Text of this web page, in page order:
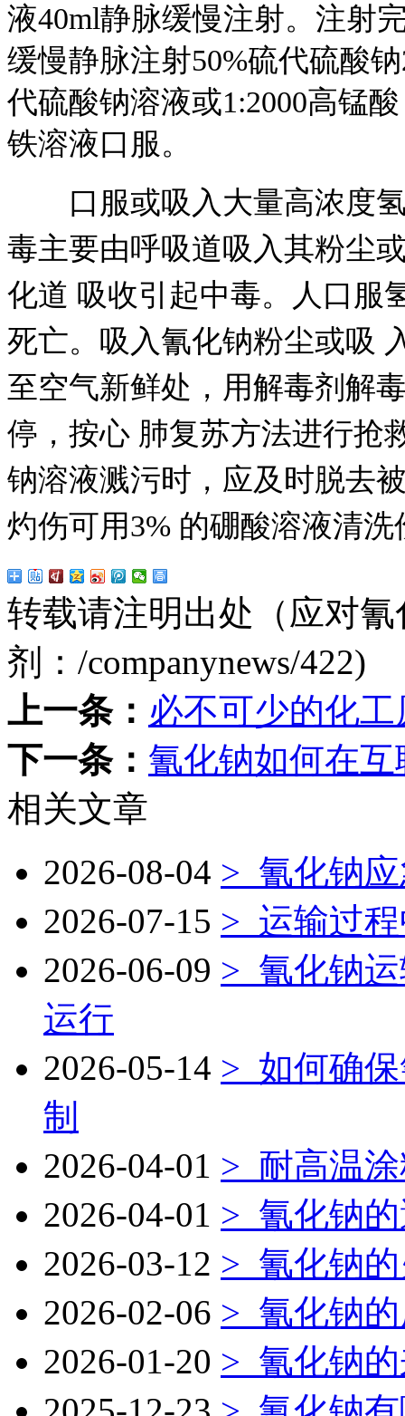
液40ml静脉缓慢注射。注射
缓慢静脉注射50%硫代硫酸
代硫酸钠溶液或1:2000高锰
铁溶液口服。
口服或吸入大量高浓度氢
毒主要由呼吸道吸入其粉尘
化道 吸收引起中毒。人口服
死亡。吸入氰化钠粉尘或吸
至空气新鲜处，用解毒剂解
停，按心 肺复苏方法进行抢
钠溶液溅污时，应及时脱去
灼伤可用3% 的硼酸溶液清洗
转载请注明出处（应对
剂： /companynews/422)
上一条： 必不可少的化
下一条： 氰化钠如何在
相关文章
2026-08-04 > 氰化钠
2026-07-15 > 运输过
2026-06-09 > 氰化钠
运行
2026-05-14 > 如何确
制
2026-04-01 > 耐高温
2026-04-01 > 氰化钠
2026-03-12 > 氰化钠
2026-02-06 > 氰化钠
2026-01-20 > 氰化钠